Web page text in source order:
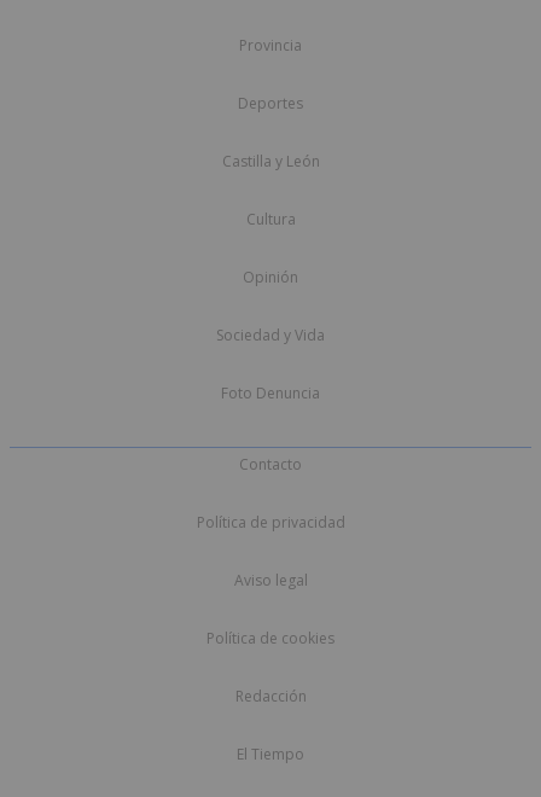
Provincia
Deportes
Castilla y León
Cultura
Opinión
Sociedad y Vida
Foto Denuncia
Contacto
Política de privacidad
Aviso legal
Política de cookies
Redacción
El Tiempo